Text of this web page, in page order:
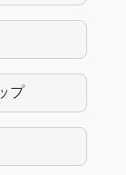
プ